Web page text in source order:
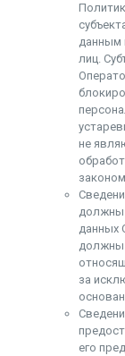
данным
лиц.
не
должны
данных
должны
за
его